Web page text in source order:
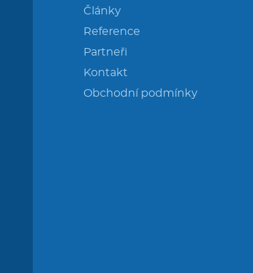
Články
Reference
Partneři
Kontakt
Obchodní podmínky